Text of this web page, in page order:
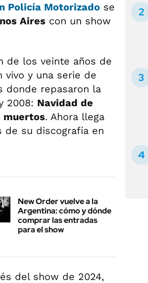
Policía Motorizado se
Aires con un show
de los veinte años de
vivo y una serie de
donde repasaron la
2008: Navidad de
muertos. Ahora llega
su discografía en
New Order vuelve a la
Argentina: cómo y dónde
comprar las entradas
para el show
del show de 2024,